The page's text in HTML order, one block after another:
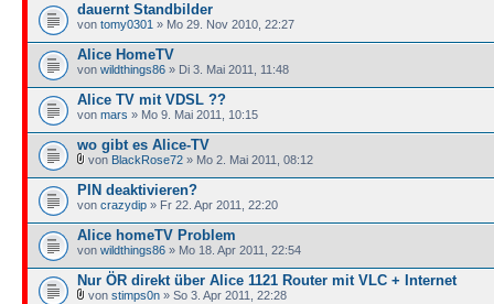
dauernt Standbilder
von tomy0301 » Mo 29. Nov 2010, 22:27
Alice HomeTV
von wildthings86 » Di 3. Mai 2011, 11:48
Alice TV mit VDSL ??
von mars » Mo 9. Mai 2011, 10:15
wo gibt es Alice-TV
von BlackRose72 » Mo 2. Mai 2011, 08:12
PIN deaktivieren?
von crazydip » Fr 22. Apr 2011, 22:20
Alice homeTV Problem
von wildthings86 » Mo 18. Apr 2011, 22:54
Nur ÖR direkt über Alice 1121 Router mit VLC + Internet
von stimps0n » So 3. Apr 2011, 22:28